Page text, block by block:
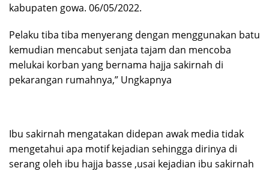
kabupaten gowa. 06/05/2022.
Pelaku tiba tiba menyerang dengan menggunakan batu
kemudian mencabut senjata tajam dan mencoba
melukai korban yang bernama hajja sakirnah di
pekarangan rumahnya,” Ungkapnya
Ibu sakirnah mengatakan didepan awak media tidak
mengetahui apa motif kejadian sehingga dirinya di
serang oleh ibu hajja basse ,usai kejadian ibu sakirnah